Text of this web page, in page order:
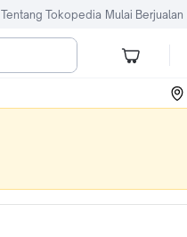
Tentang Tokopedia Mulai Berjualan